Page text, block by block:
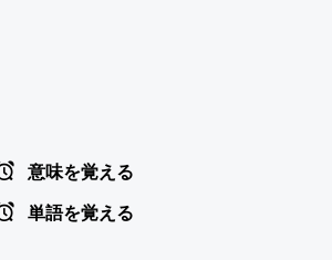
意味を覚える
単語を覚える